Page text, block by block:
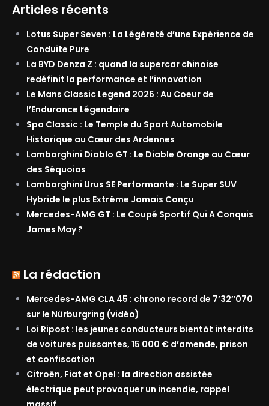
Articles récents
Lotus Super Seven : La Légèreté d’une Expérience de
Conduite Pure
La BYD Denza Z : quand la supercar chinoise
redéfinit la performance et l’innovation
Le Mans Classic Legend 2026 : Au Coeur de
l’Endurance Légendaire
Spa Classic : Le Temple du Sport Automobile
Historique au Cœur des Ardennes
Lamborghini Diablo GT : Le Diable Orange au Cœur
des Séquoias
Lamborghini Urus SE Performante : Le Super SUV
Hybride le plus Extrême Jamais Conçu
Mercedes-AMG GT : Le Coupé Sportif Qui A Conquis
James May ?
La rédaction
Mercedes-AMG CLA 45 : chrono record de 7’32″070
sur le Nürburgring (vidéo)
Loi Ripost : les jeunes conducteurs bientôt interdits
de voitures puissantes, 15 000 € d’amende, prison
et confiscation
Citroën, Fiat et Opel : la direction assistée
électrique peut provoquer un incendie, rappel